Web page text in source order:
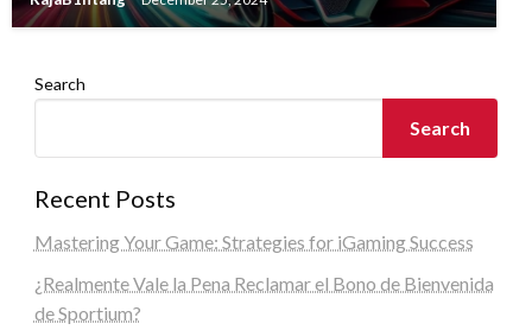
Search
Search
Recent Posts
Mastering Your Game: Strategies for iGaming Success
¿Realmente Vale la Pena Reclamar el Bono de Bienvenida
de Sportium?